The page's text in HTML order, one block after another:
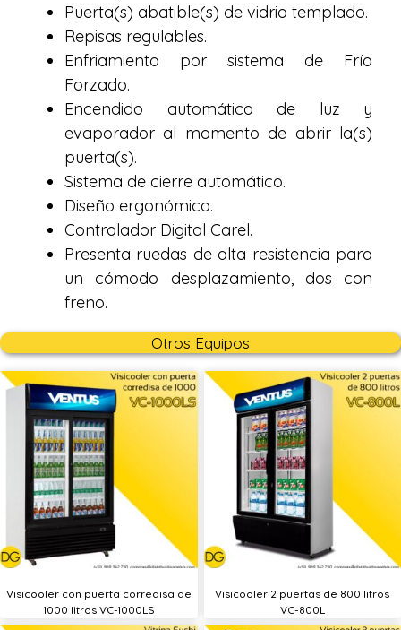
Puerta(s) abatible(s) de vidrio templado.
Repisas regulables.
Enfriamiento por sistema de Frío
Forzado.
Encendido automático de luz y
evaporador al momento de abrir la(s)
puerta(s).
Sistema de cierre automático.
Diseño ergonómico.
Controlador Digital Carel.
Presenta ruedas de alta resistencia para
un cómodo desplazamiento, dos con
freno.
Otros Equipos
Visicooler con puerta corredisa de
1000 litros VC-1000LS
Visicooler 2 puertas de 800 litros
VC-800L